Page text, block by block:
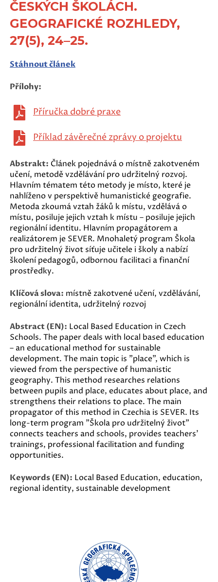
ČESKÝCH ŠKOLÁCH.
GEOGRAFICKÉ ROZHLEDY,
27(5), 24–25.
Stáhnout článek
Přílohy:
Příručka dobré praxe
Příklad závěrečné zprávy o projektu
Abstrakt: Článek pojednává o místně zakotveném
učení, metodě vzdělávání pro udržitelný rozvoj.
Hlavním tématem této metody je místo, které je
nahlíženo v perspektivě humanistické geografie.
Metoda zkoumá vztah žáků k místu, vzdělává o
místu, posiluje jejich vztah k místu – posiluje jejich
regionální identitu. Hlavním propagátorem a
realizátorem je SEVER. Mnohaletý program Škola
pro udržitelný život síťuje učitele i školy a nabízí
školení pedagogů, odbornou facilitaci a finanční
prostředky.
Klíčová slova: místně zakotvené učení, vzdělávání,
regionální identita, udržitelný rozvoj
Abstract (EN): Local Based Education in Czech
Schools. The paper deals with local based education
– an educational method for sustainable
development. The main topic is "place", which is
viewed from the perspective of humanistic
geography. This method researches relations
between pupils and place, educates about place, and
strengthens their relations to place. The main
propagator of this method in Czechia is SEVER. Its
long-term program "Škola pro udržitelný život"
connects teachers and schools, provides teachers'
trainings, professional facilitation and funding
opportunities.
Keywords (EN): Local Based Education, education,
regional identity, sustainable development